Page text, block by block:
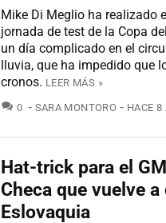
Mike Di Meglio ha realizado
jornada de test de la Copa
un día complicado en el
lluvia, que ha impedido que
cronos. LEER MÁS »
0 COMENTARIOS
SARA MONTORO HACE 8
Hat-trick para el
Checa que vuelve
Eslovaquia